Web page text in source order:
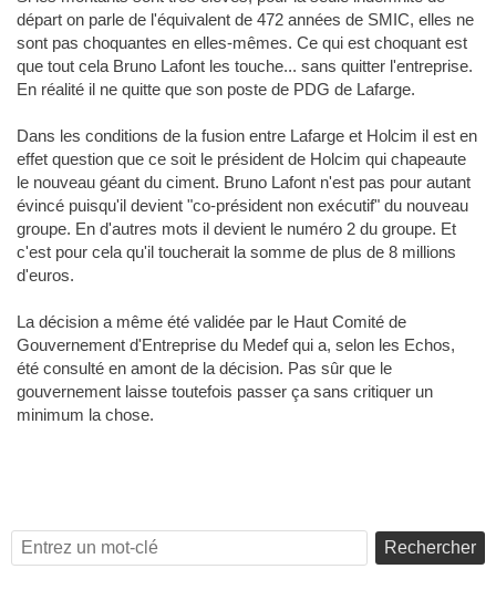
départ on parle de l'équivalent de 472 années de SMIC, elles ne
sont pas choquantes en elles-mêmes. Ce qui est choquant est
que tout cela Bruno Lafont les touche... sans quitter l'entreprise.
En réalité il ne quitte que son poste de PDG de Lafarge.
Dans les conditions de la fusion entre Lafarge et Holcim il est en
effet question que ce soit le président de Holcim qui chapeaute
le nouveau géant du ciment. Bruno Lafont n'est pas pour autant
évincé puisqu'il devient "co-président non exécutif" du nouveau
groupe. En d'autres mots il devient le numéro 2 du groupe. Et
c'est pour cela qu'il toucherait la somme de plus de 8 millions
d'euros.
La décision a même été validée par le Haut Comité de
Gouvernement d'Entreprise du Medef qui a, selon les Echos,
été consulté en amont de la décision. Pas sûr que le
gouvernement laisse toutefois passer ça sans critiquer un
minimum la chose.
Rechercher